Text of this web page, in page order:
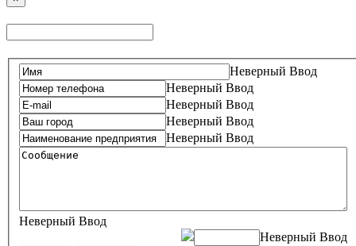
Неверный Ввод
Неверный Ввод
Неверный Ввод
Неверный Ввод
Неверный Ввод
Неверный Ввод
Неверный Ввод